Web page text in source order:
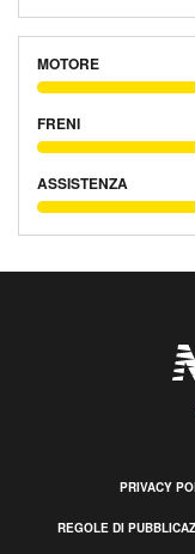
MOTORE
FRENI
ASSISTENZA
PRIVACY
REGOLE DI